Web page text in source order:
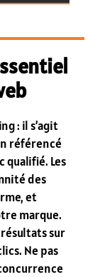
: il s’agit
référencé
qualifié. Les
des
et
marque.
sur
Ne pas